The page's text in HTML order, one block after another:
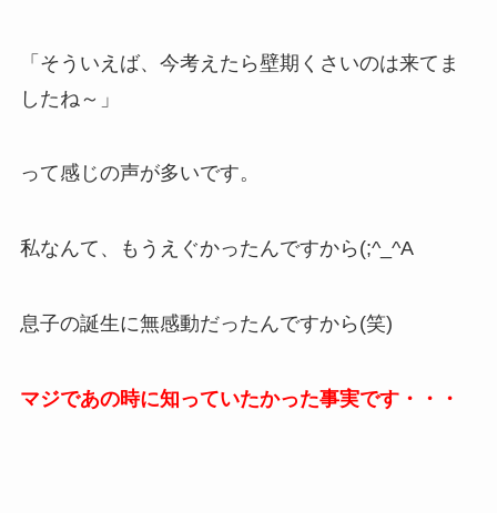
「そういえば、今考えたら壁期くさいのは来てま
したね～」
って感じの声が多いです。
私なんて、もうえぐかったんですから(;^_^A
息子の誕生に無感動だったんですから(笑)
マジであの時に知っていたかった事実です・・・